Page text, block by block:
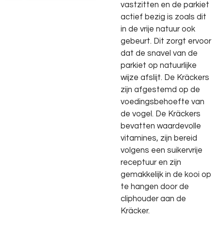
vastzitten en de parkiet
actief bezig is zoals dit
in de vrije natuur ook
gebeurt. Dit zorgt ervoor
dat de snavel van de
parkiet op natuurlijke
wijze afslijt. De Kräckers
zijn afgestemd op de
voedingsbehoefte van
de vogel. De Kräckers
bevatten waardevolle
vitamines, zijn bereid
volgens een suikervrije
receptuur en zijn
gemakkelijk in de kooi op
te hangen door de
cliphouder aan de
Kräcker.